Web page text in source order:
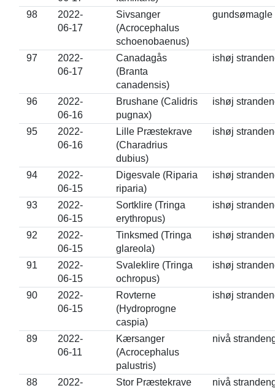
98
2022-
06-17
Sivsanger
(Acrocephalus
schoenobaenus)
gundsømagle
97
2022-
06-17
Canadagås
(Branta
canadensis)
ishøj
96
2022-
06-16
Brushane (Calidris
pugnax)
ishøj
95
2022-
06-16
Lille Præstekrave
(Charadrius
dubius)
ishøj
94
2022-
06-15
Digesvale (Riparia
riparia)
ishøj
93
2022-
06-15
Sortklire (Tringa
erythropus)
ishøj
92
2022-
06-15
Tinksmed (Tringa
glareola)
ishøj
91
2022-
06-15
Svaleklire (Tringa
ochropus)
ishøj
90
2022-
06-15
Rovterne
(Hydroprogne
caspia)
ishøj
89
2022-
06-11
Kærsanger
(Acrocephalus
palustris)
nivå
88
2022-
Stor Præstekrave
nivå